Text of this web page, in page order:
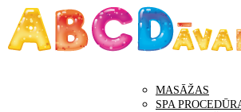
MASĀŽAS
SPA